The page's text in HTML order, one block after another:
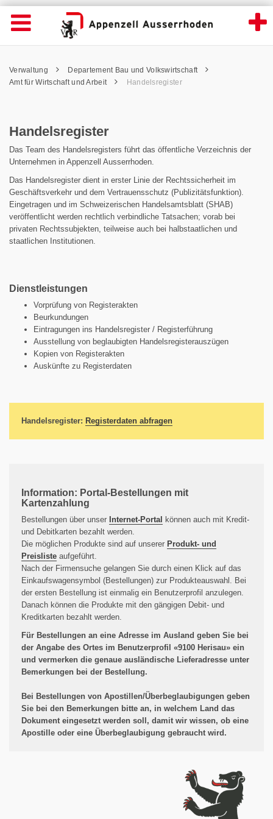
Handelsregister - Appenzell Ausserrhoden
Wichtige
Seiten
Home
Inhalt
Kontakt
Navigation öffnen
Inhalt
Pfadnavigation
Verwaltung
Departement Bau und Volkswirtschaft
Amt für Wirtschaft und Arbeit
Handelsregister
Handelsregister
Das Team des Handelsregisters führt das öffentliche Verzeichnis der
Unternehmen in Appenzell Ausserrhoden.
Das Handelsregister dient in erster Linie der Rechtssicherheit im
Geschäftsverkehr und dem Vertrauensschutz (Publizitätsfunktion).
Eingetragen und im Schweizerischen Handelsamtsblatt (SHAB)
veröffentlicht werden rechtlich verbindliche Tatsachen; vorab bei
privaten Rechtssubjekten, teilweise auch bei halbstaatlichen und
staatlichen Institutionen.
Dienstleistungen
Vorprüfung von Registerakten
Beurkundungen
Eintragungen ins Handelsregister / Registerführung
Ausstellung von beglaubigten Handelsregisterauszügen
Kopien von Registerakten
Auskünfte zu Registerdaten
Handelsregister: Registerdaten abfragen
Information: Portal-Bestellungen mit
Kartenzahlung
Bestellungen über unser Internet-Portal können auch mit Kredit-
und Debitkarten bezahlt werden.
Die möglichen Produkte sind auf unserer Produkt- und
Preisliste aufgeführt.
Nach der Firmensuche gelangen Sie durch einen Klick auf das
Einkaufswagensymbol (Bestellungen) zur Produkteauswahl. Bei
der ersten Bestellung ist einmalig ein Benutzerprofil anzulegen.
Danach können die Produkte mit den gängigen Debit- und
Kreditkarten bezahlt werden.
Für Bestellungen an eine Adresse im Ausland geben Sie bei
der Angabe des Ortes im Benutzerprofil «9100 Herisau» ein
und vermerken die genaue ausländische Lieferadresse unter
Bemerkungen bei der Bestellung.
Bei Bestellungen von Apostillen/Überbeglaubigungen geben
Sie bei den Bemerkungen bitte an, in welchem Land das
Dokument eingesetzt werden soll, damit wir wissen, ob eine
Apostille oder eine Überbeglaubigung gebraucht wird.